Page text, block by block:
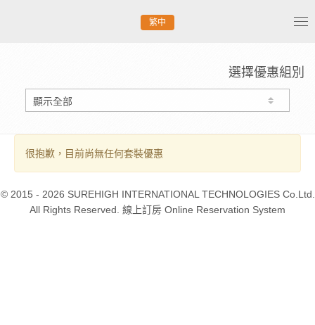
繁中
選擇優惠組別
很抱歉，目前尚無任何套裝優惠
© 2015 - 2026 SUREHIGH INTERNATIONAL TECHNOLOGIES Co.Ltd.
All Rights Reserved. 線上訂房 Online Reservation System